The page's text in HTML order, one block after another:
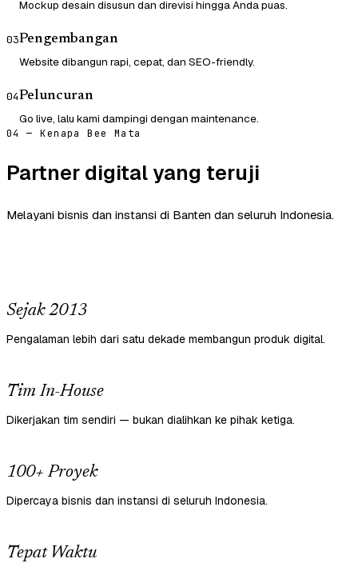
Mockup desain disusun dan direvisi hingga Anda puas.
03Pengembangan
Website dibangun rapi, cepat, dan SEO-friendly.
04Peluncuran
Go live, lalu kami dampingi dengan maintenance.
04 — Kenapa Bee Mata
Partner digital yang teruji
Melayani bisnis dan instansi di Banten dan seluruh Indonesia.
Sejak 2013
Pengalaman lebih dari satu dekade membangun produk digital.
Tim In-House
Dikerjakan tim sendiri — bukan dialihkan ke pihak ketiga.
100+ Proyek
Dipercaya bisnis dan instansi di seluruh Indonesia.
Tepat Waktu